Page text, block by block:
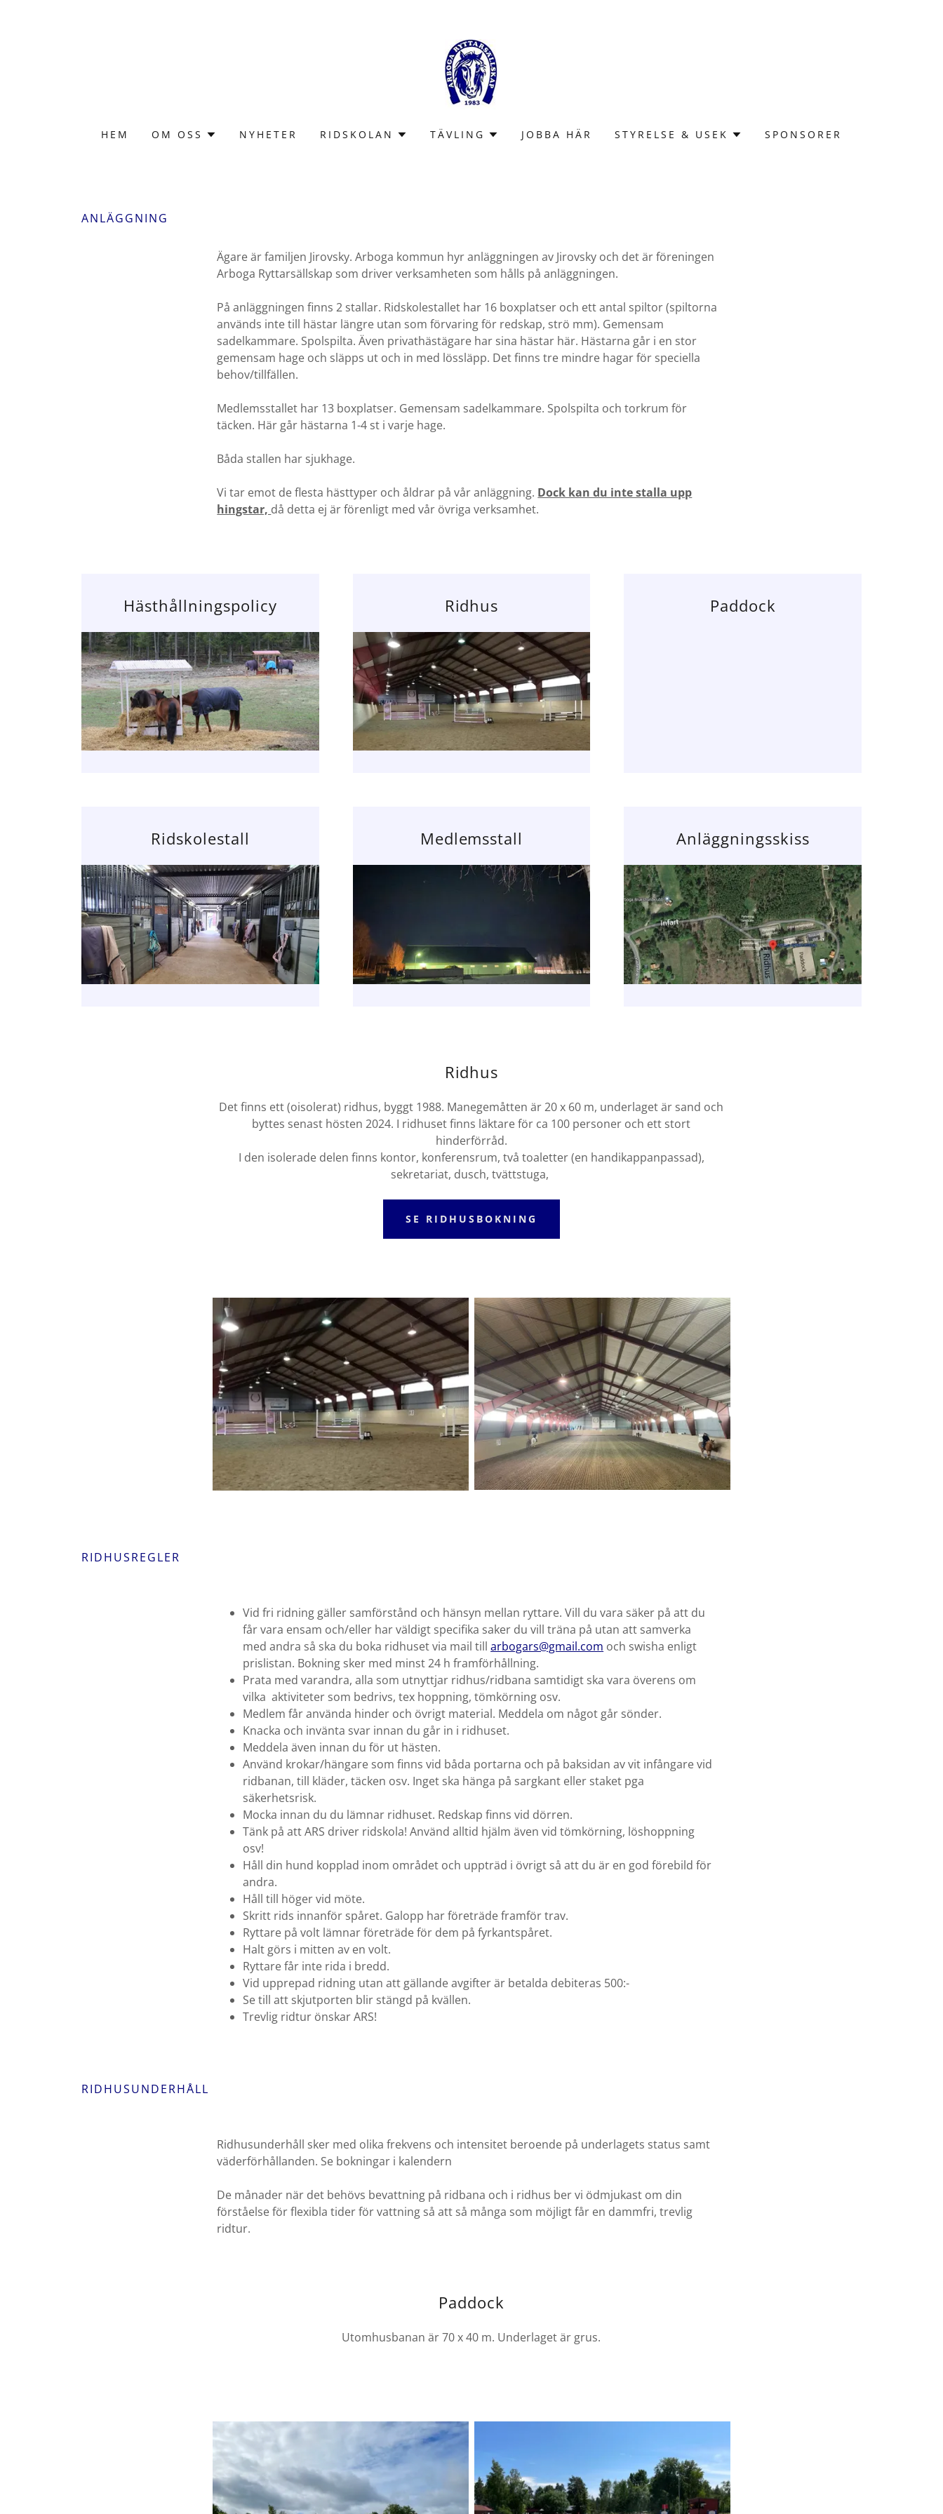
HEM OM OSS NYHETER RIDSKOLAN TÄVLING JOBBA HÄR STYRELSE & USEK SPONSORER
ANLÄGGNING
Ägare är familjen Jirovsky. Arboga kommun hyr anläggningen av Jirovsky och det är föreningen
Arboga Ryttarsällskap som driver verksamheten som hålls på anläggningen.
På anläggningen finns 2 stallar. Ridskolestallet har 16 boxplatser och ett antal spiltor (spiltorna
används inte till hästar längre utan som förvaring för redskap, strö mm). Gemensam
sadelkammare. Spolspilta. Även privathästägare har sina hästar här. Hästarna går i en stor
gemensam hage och släpps ut och in med lössläpp. Det finns tre mindre hagar för speciella
behov/tillfällen.
Medlemsstallet har 13 boxplatser. Gemensam sadelkammare. Spolspilta och torkrum för
täcken. Här går hästarna 1-4 st i varje hage.
Båda stallen har sjukhage.
Vi tar emot de flesta hästtyper och åldrar på vår anläggning. Dock kan du inte stalla upp
hingstar, då detta ej är förenligt med vår övriga verksamhet.
Hästhållningspolicy Ridhus Paddock
Ridskolestall Medlemsstall Anläggningsskiss
Ridhus
Det finns ett (oisolerat) ridhus, byggt 1988. Manegemåtten är 20 x 60 m, underlaget är sand och
byttes senast hösten 2024. I ridhuset finns läktare för ca 100 personer och ett stort
hinderförråd.
I den isolerade delen finns kontor, konferensrum, två toaletter (en handikappanpassad),
sekretariat, dusch, tvättstuga,
SE RIDHUSBOKNING
RIDHUSREGLER
Vid fri ridning gäller samförstånd och hänsyn mellan ryttare. Vill du vara säker på att du
får vara ensam och/eller har väldigt specifika saker du vill träna på utan att samverka
med andra så ska du boka ridhuset via mail tillarbogars@gmail.com och swisha enligt
prislistan. Bokning sker med minst 24 h framförhållning.
Prata med varandra, alla som utnyttjar ridhus/ridbana samtidigt ska vara överens om
vilka aktiviteter som bedrivs, tex hoppning, tömkörning osv.
Medlem får använda hinder och övrigt material. Meddela om något går sönder.
Knacka och invänta svar innan du går in i ridhuset.
Meddela även innan du för ut hästen.
Använd krokar/hängare som finns vid båda portarna och på baksidan av vit infångare vid
ridbanan, till kläder, täcken osv. Inget ska hänga på sargkant eller staket pga
säkerhetsrisk.
Mocka innan du du lämnar ridhuset. Redskap finns vid dörren.
Tänk på att ARS driver ridskola! Använd alltid hjälm även vid tömkörning, löshoppning
osv!
Håll din hund kopplad inom området och uppträd i övrigt så att du är en god förebild för
andra.
Håll till höger vid möte.
Skritt rids innanför spåret. Galopp har företräde framför trav.
Ryttare på volt lämnar företräde för dem på fyrkantspåret.
Halt görs i mitten av en volt.
Ryttare får inte rida i bredd.
Vid upprepad ridning utan att gällande avgifter är betalda debiteras 500:-
Se till att skjutporten blir stängd på kvällen.
Trevlig ridtur önskar ARS!
RIDHUSUNDERHÅLL
Ridhusunderhåll sker med olika frekvens och intensitet beroende på underlagets status samt
väderförhållanden. Se bokningar i kalendern
De månader när det behövs bevattning på ridbana och i ridhus ber vi ödmjukast om din
förståelse för flexibla tider för vattning så att så många som möjligt får en dammfri, trevlig
ridtur.
Paddock
Utomhusbanan är 70 x 40 m. Underlaget är grus.